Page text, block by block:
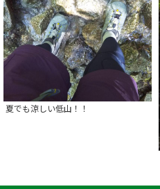
夏でも涼しい低山！！